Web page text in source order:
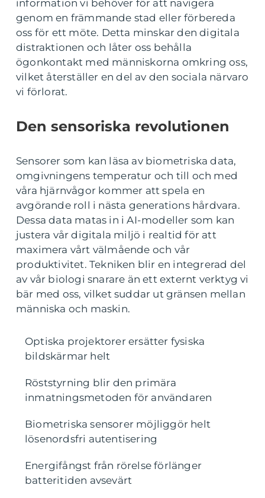
information vi behöver för att navigera
genom en främmande stad eller förbereda
oss för ett möte. Detta minskar den digitala
distraktionen och låter oss behålla
ögonkontakt med människorna omkring oss,
vilket återställer en del av den sociala närvaro
vi förlorat.
Den sensoriska revolutionen
Sensorer som kan läsa av biometriska data,
omgivningens temperatur och till och med
våra hjärnvågor kommer att spela en
avgörande roll i nästa generations hårdvara.
Dessa data matas in i AI-modeller som kan
justera vår digitala miljö i realtid för att
maximera vårt välmående och vår
produktivitet. Tekniken blir en integrerad del
av vår biologi snarare än ett externt verktyg vi
bär med oss, vilket suddar ut gränsen mellan
människa och maskin.
Optiska projektorer ersätter fysiska
bildskärmar helt
Röststyrning blir den primära
inmatningsmetoden för användaren
Biometriska sensorer möjliggör helt
lösenordsfri autentisering
Energifångst från rörelse förlänger
batteritiden avsevärt